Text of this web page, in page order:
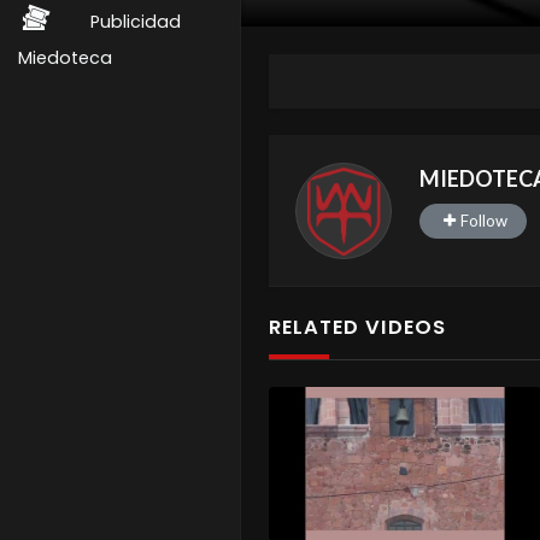
Publicidad
Miedoteca
Follow
RELATED VIDEOS